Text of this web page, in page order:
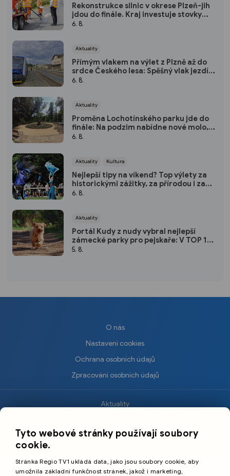
Rekonstrukce silnic v okrese Plzeň-jih
jdou do finále. Kraj investuje stovky
milionů do nových povrchů i moderních
6. 8.
Aktuality
Přímým vlakem na výlet z Plzně až do
srdce Českého lesa: Spěšný vlak jezdí
každou sobotu až do října
6. 8.
Aktuality
Proměna Lochotínského parku jde do
finále: Na podzim nabídne nové molo,
cvičební prvky i vodopád
6. 8.
Aktuality Kultura
Nejlepší tipy na víkend? Top výlety za
historickými zážitky, za přírodou i za
kulturou
6. 8.
Aktuality
Portál Kudy z nudy vybral nejlepší
zámecké parky pro pejskaře: V TOP 10
nechybí ani jeden kousek od Plzně
5. 8.
O nás
Nastavení cookies
Ochrana osobních údajů
Zpracování osobních údajů
Aktuality
Sport
Cestování
Tyto webové stránky používají soubory
cookie.
Stránka Regio TV1 ukládá data, jako jsou soubory cookie, aby
umožnila základní funkčnost stránek, jakož i marketing,